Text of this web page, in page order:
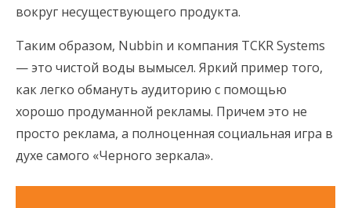
вокруг несуществующего продукта.
Таким образом, Nubbin и компания TCKR Systems
— это чистой воды вымысел. Яркий пример того,
как легко обмануть аудиторию с помощью
хорошо продуманной рекламы. Причем это не
просто реклама, а полноценная социальная игра в
духе самого «Черного зеркала».